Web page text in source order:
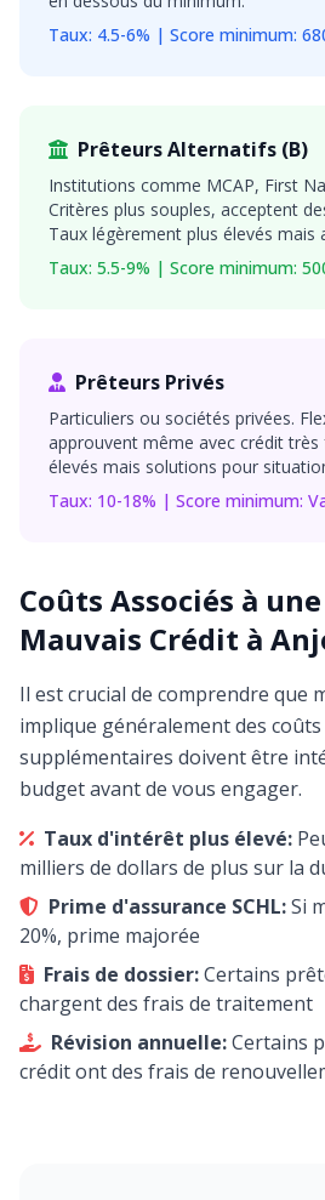
Taux: 4.5-6% | Score minimum:
Prêteurs Alternatifs (B)
Institutions comme MCAP, First
Critères plus souples, acceptent
Taux légèrement plus élevés mais
Taux: 5.5-9% | Score minimum:
Prêteurs Privés
Particuliers ou sociétés privées.
approuvent même avec crédit très
élevés mais solutions pour
Taux: 10-18% | Score minimum:
Coûts Associés à
Mauvais Crédit à
Il est crucial de comprendre que
implique généralement des
supplémentaires doivent être
budget avant de vous engager.
Taux d'intérêt plus élevé:
milliers de dollars de plus sur la
Prime d'assurance SCHL:Si
20%, prime majorée
Frais de dossier:Certains
chargent des frais de traitement
Révision annuelle:Certains
crédit ont des frais de